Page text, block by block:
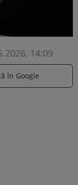
14:09
în Google